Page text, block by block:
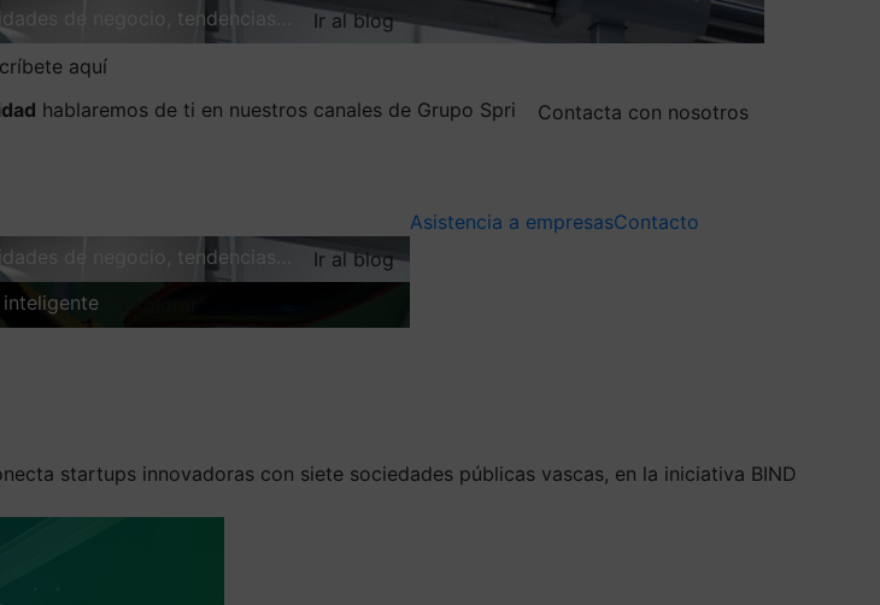
de negocio, tendencias…
Ir al blog
aquí
hablaremos de ti en nuestros canales de Grupo Spri
Contacta con nosotros
de negocio, tendencias…
Ir al blog
Asistencia a empresasContacto
startups innovadoras con siete sociedades públicas vascas, en la iniciativa BIND